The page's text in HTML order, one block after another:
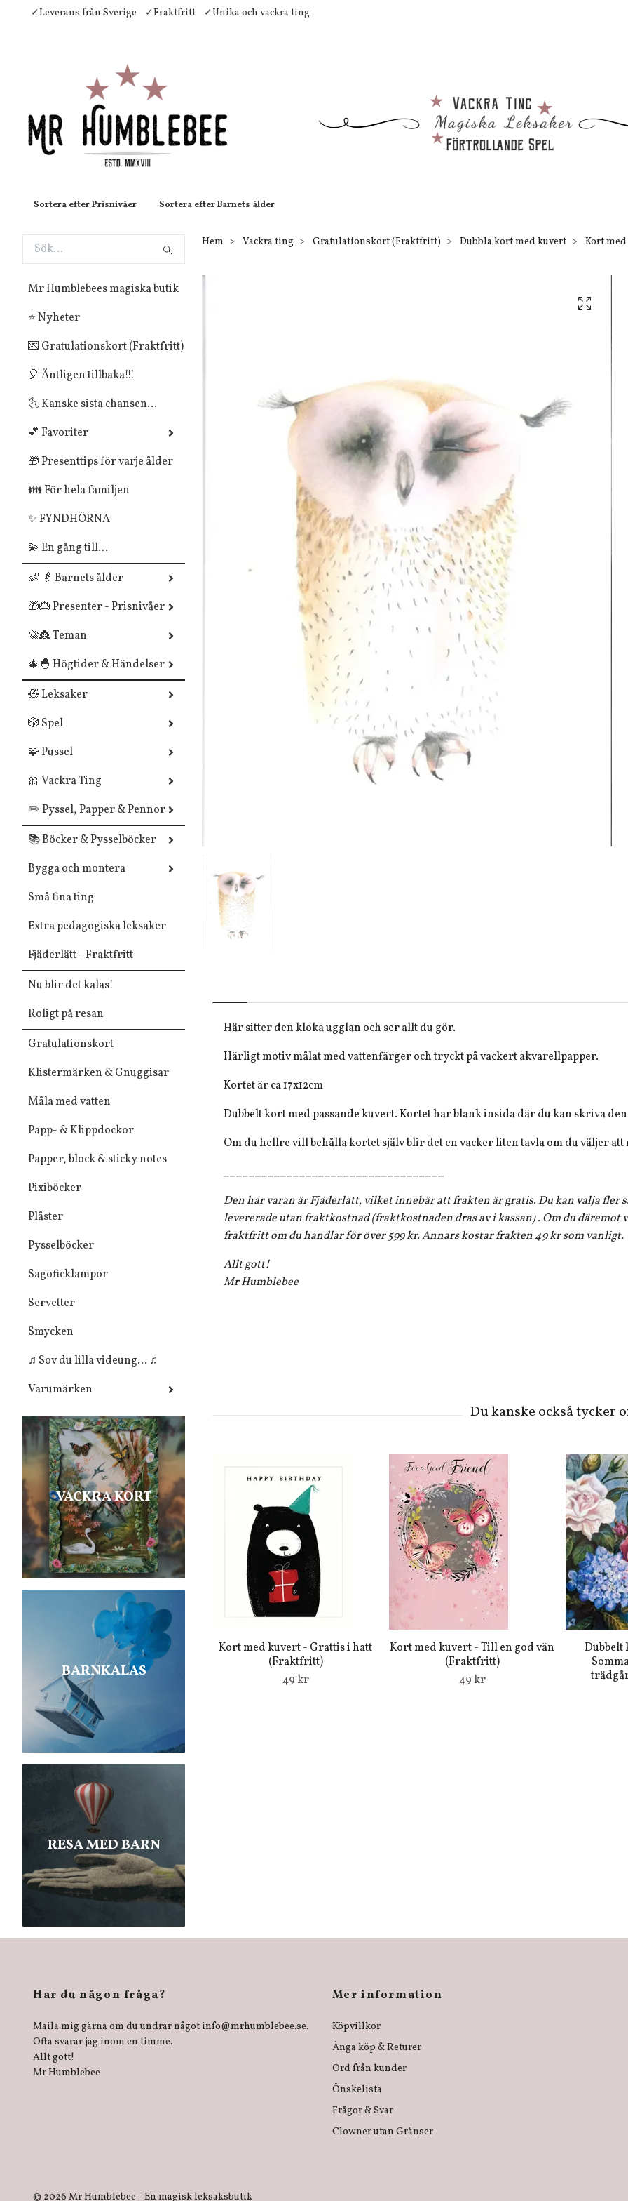
✓Leverans från Sverige ✓Fraktfritt ✓Unika och vackra ting
Sortera efter Prisnivåer Sortera efter Barnets ålder
Mr Humblebees magiska butik
⭐ Nyheter
💌 Gratulationskort (Fraktfritt)
🎈 Äntligen tillbaka!!!
🌜 Kanske sista chansen...
💕 Favoriter
🎁 Presenttips för varje ålder
👪 För hela familjen
✨ FYNDHÖRNA
💫 En gång till...
👶 👵 Barnets ålder
🎁🎂 Presenter - Prisnivåer
🚀👸 Teman
🎄🐣 Högtider & Händelser
🧸 Leksaker
🎲 Spel
🧩 Pussel
🎀 Vackra Ting
✏️ Pyssel, Papper & Pennor
📚 Böcker & Pysselböcker
Bygga och montera
Små fina ting
Extra pedagogiska leksaker
Fjäderlätt - Fraktfritt
Nu blir det kalas!
Roligt på resan
Gratulationskort
Klistermärken & Gnuggisar
Måla med vatten
Papp- & Klippdockor
Papper, block & sticky notes
Pixiböcker
Plåster
Pysselböcker
Sagoficklampor
Servetter
Smycken
♫ Sov du lilla videung... ♫
Varumärken
VACKRA KORT
BARNKALAS
RESA MED BARN
Hem Vackra ting Gratulationskort (Fraktfritt) Dubbla kort med kuvert Kort
Här sitter den kloka ugglan och ser allt du gör.
Härligt motiv målat med vattenfärger och tryckt på vackert akvarellpapper.
Kortet är ca 17x12cm
Dubbelt kort med passande kuvert. Kortet har blank insida där du kan skriva
Om du hellre vill behålla kortet själv blir det en vacker liten tavla om du väljer att
___________________________________
Den här varan är Fjäderlätt, vilket innebär att frakten är gratis. Du kan välja fler
levererade utan fraktkostnad (fraktkostnaden dras av i kassan) . Om du däremot
fraktfritt om du handlar för över 599 kr. Annars kostar frakten 49 kr som vanligt.
Allt gott!
Mr Humblebee
Kort med kuvert - Grattis i hatt
(Fraktfritt)
49 kr
Kort med kuvert - Till en god vän
(Fraktfritt)
49 kr
Dubbelt
Har du någon fråga?
Maila mig gärna om du undrar något info@mrhumblebee.se.
Ofta svarar jag inom en timme.
Allt gott!
Mr Humblebee
Mer information
Köpvillkor
Ånga köp & Returer
Ord från kunder
Önskelista
Frågor & Svar
Clowner utan Gränser
© 2026 Mr Humblebee - En magisk leksaksbutik